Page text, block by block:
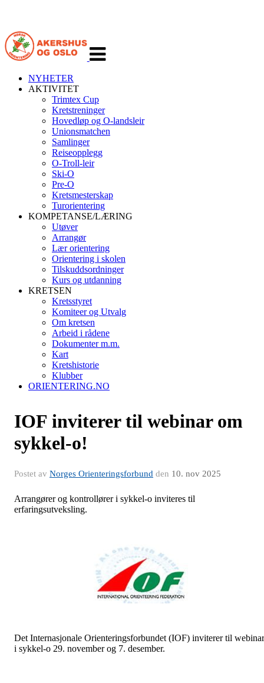
navigasjon
NYHETER
AKTIVITET
Trimtex Cup
Kretstreninger
Hovedløp og O-landsleir
Unionsmatchen
Samlinger
Reiseopplegg
O-Troll-leir
Ski-O
Pre-O
Kretsmesterskap
Turorientering
KOMPETANSE/LÆRING
Utøver
Arrangør
Lær orientering
Orientering i skolen
Tilskuddsordninger
Kurs og utdanning
KRETSEN
Kretsstyret
Komiteer og Utvalg
Om kretsen
Arbeid i rådene
Dokumenter m.m.
Kart
Kretshistorie
Klubber
ORIENTERING.NO
IOF inviterer til webinar om
sykkel-o!
Postet av Norges Orienteringsforbund den 10. nov 2025
Arrangører og kontrollører i sykkel-o inviteres til
erfaringsutveksling.
Det Internasjonale Orienteringsforbundet (IOF) inviterer til webinar
i sykkel-o 29. november og 7. desember.